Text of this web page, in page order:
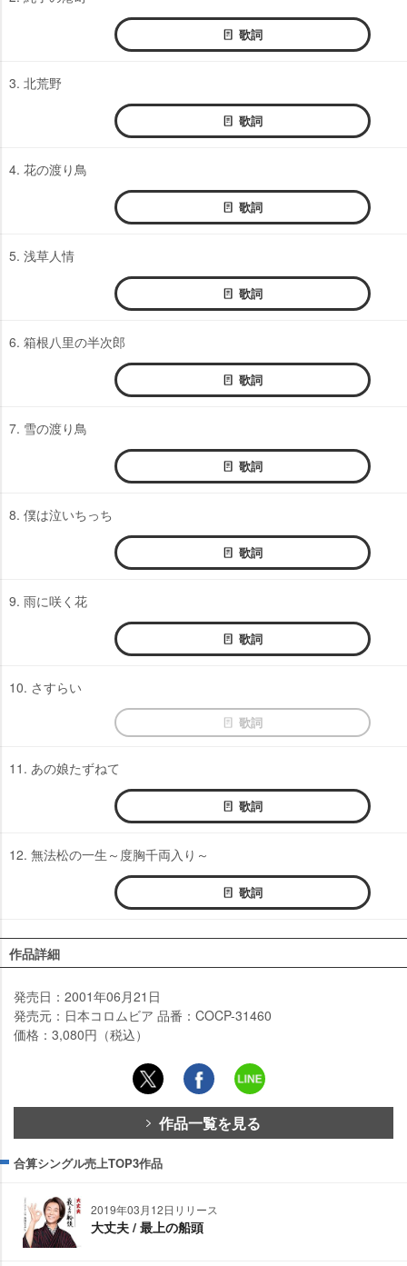
歌詞
3. 北荒野
歌詞
4. 花の渡り鳥
歌詞
5. 浅草人情
歌詞
6. 箱根八里の半次郎
歌詞
7. 雪の渡り鳥
歌詞
8. 僕は泣いちっち
歌詞
9. 雨に咲く花
歌詞
10. さすらい
歌詞
11. あの娘たずねて
歌詞
12. 無法松の一生～度胸千両入り～
歌詞
作品詳細
発売日：2001年06月21日
発売元：日本コロムビア 品番：COCP-31460
価格：3,080円（税込）
作品一覧を見る
合算シングル売上TOP3作品
2019年03月12日リリース
大丈夫 / 最上の船頭